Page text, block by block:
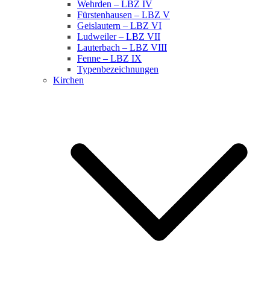
Wehrden – LBZ IV
Fürstenhausen – LBZ V
Geislautern – LBZ VI
Ludweiler – LBZ VII
Lauterbach – LBZ VIII
Fenne – LBZ IX
Typenbezeichnungen
Kirchen